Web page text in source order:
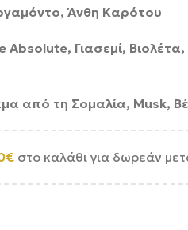
Άνθη Καρότου
Absolute, Γιασεμί,
από τη Σομαλία, Musk,
€στο καλάθι για δωρεάν